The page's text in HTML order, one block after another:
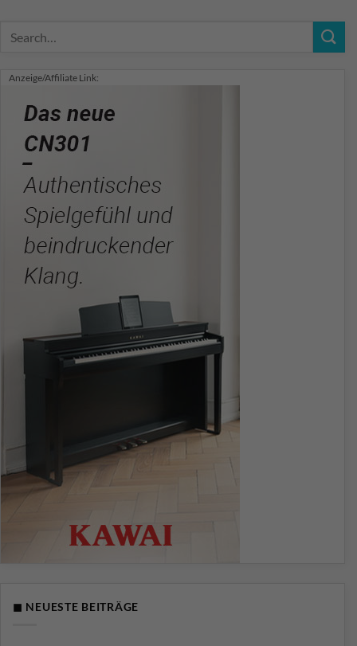
Anzeige/Affiliate Link:
◼ NEUESTE BEITRÄGE